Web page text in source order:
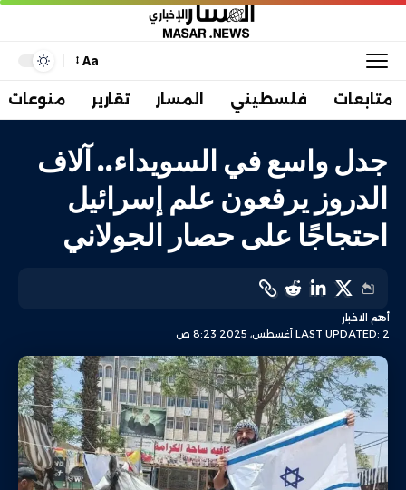
Aa
متابعات فلسطيني المسار تقارير منوعات
جدل واسع في السويداء.. آلاف
الدروز يرفعون علم إسرائيل
احتجاجًا على حصار الجولاني
LAST UPDATED: 2 أغسطس، 2025 8:23 ص
أهم الاخبار